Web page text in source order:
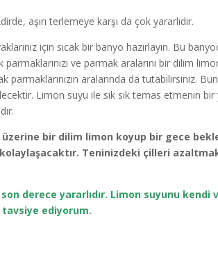
aşırı terlemeye karşı da çok yararlıdır.
için sıcak bir banyo hazırlayın. Bu
ve parmak aralarını bir dilim
parmaklarınızın aralarında da tutabilirsiniz.
Limon suyu ile sık sık temas etmenin bir
üzerine bir dilim limon koyup bir gece
Teninizdeki çilleri
derece yararlıdır. Limon suyunu kendi
ediyorum.